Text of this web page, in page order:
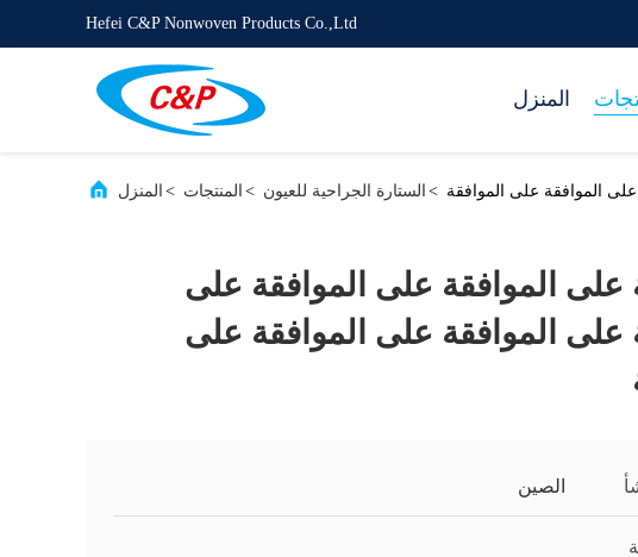
Hefei C&P Nonwoven Products Co.,Ltd
المنزل
المنزل > المنتجات > الستارة الجراحية للعيون > الموافقة على الموافقة
على الموافقة على الموافقة على
على الموافقة على الموافقة على
الصين